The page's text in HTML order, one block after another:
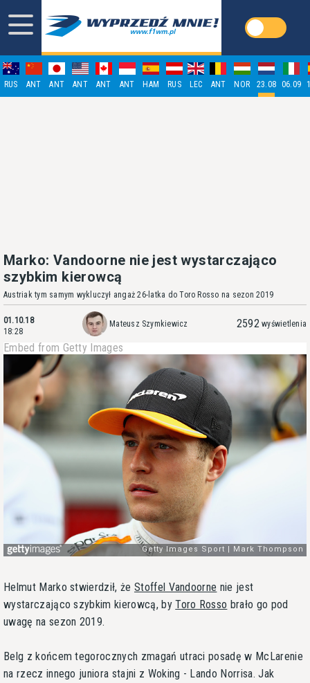
RUS ANT ANT ANT ANT ANT HAM RUS LEC ANT NOR 23.08 06.09
Marko: Vandoorne nie jest wystarczająco
szybkim kierowcą
Austriak tym samym wykluczył angaż 26-latka do Toro Rosso na sezon 2019
01.10.18
18:28
Mateusz Szymkiewicz 2592 wyświetlenia
Embed from Getty Images
Helmut Marko stwierdził, że Stoffel Vandoorne nie jest
wystarczająco szybkim kierowcą, byToro Rosso brało go pod
uwagę na sezon 2019.
Belg z końcem tegorocznych zmagań utraci posadę w McLarenie
na rzecz innego juniora stajni z Woking - Lando Norrisa. Jak